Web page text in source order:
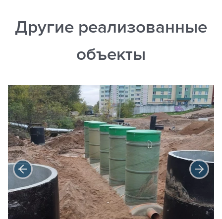
Другие реализованные
объекты